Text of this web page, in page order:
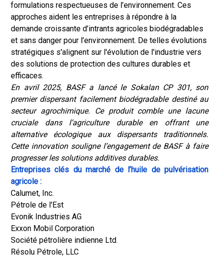
formulations respectueuses de l’environnement. Ces
approches aident les entreprises à répondre à la
demande croissante d’intrants agricoles biodégradables
et sans danger pour l’environnement. De telles évolutions
stratégiques s'alignent sur l'évolution de l'industrie vers
des solutions de protection des cultures durables et
efficaces.
En avril 2025, BASF a lancé le Sokalan CP 301, son
premier dispersant facilement biodégradable destiné au
secteur agrochimique. Ce produit comble une lacune
cruciale dans l’agriculture durable en offrant une
alternative écologique aux dispersants traditionnels.
Cette innovation souligne l’engagement de BASF à faire
progresser les solutions additives durables.
Entreprises clés du marché de l’huile de pulvérisation
agricole :
Calumet, Inc.
Pétrole de l'Est
Evonik Industries AG
Exxon Mobil Corporation
Société pétrolière indienne Ltd.
Résolu Pétrole, LLC